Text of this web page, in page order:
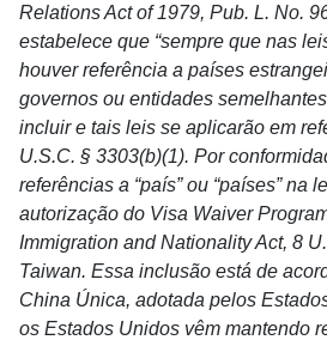
Relations Act of 1979, Pub. L. No.
estabelece que “sempre que nas
houver referência a países
governos ou entidades
incluir e tais leis se aplicarão em
U.S.C. § 3303(b)(1). Por
referências a “país” ou “países” na
autorização do Visa Waiver
Immigration and Nationality Act, 8
Taiwan. Essa inclusão está de
China Única, adotada pelos
os Estados Unidos vêm mantendo